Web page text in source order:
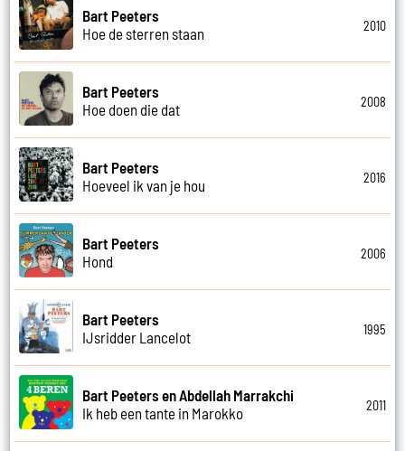
Bart Peeters
Hoe de sterren staan
2010
Bart Peeters
Hoe doen die dat
2008
Bart Peeters
Hoeveel ik van je hou
2016
Bart Peeters
Hond
2006
Bart Peeters
IJsridder Lancelot
1995
Bart Peeters en Abdellah Marrakchi
Ik heb een tante in Marokko
2011